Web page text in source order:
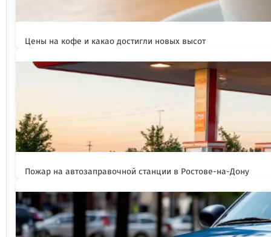
Цены на кофе и какао достигли новых высот
Пожар на автозаправочной станции в Ростове-на-Дону